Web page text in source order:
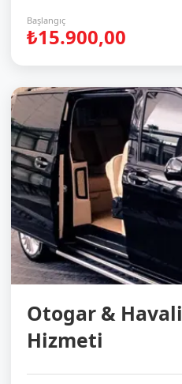
Başlangıç
₺15.900,00
Otogar &
Hizmeti